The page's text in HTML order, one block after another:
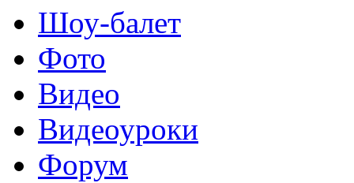
Шоу-балет
Фото
Видео
Видеоуроки
Форум